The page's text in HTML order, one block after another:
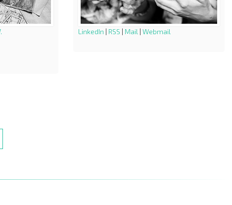
LinkedIn RSS Mail Webmail